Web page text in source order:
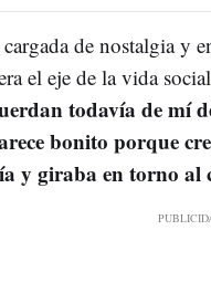
de nostalgia y
el eje de la vida
todavía de mí
bonito porque
y giraba en torno al